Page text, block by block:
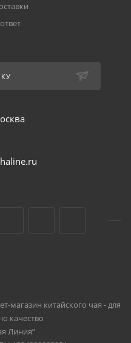
магазин китайского чая - для
качество
Линия”